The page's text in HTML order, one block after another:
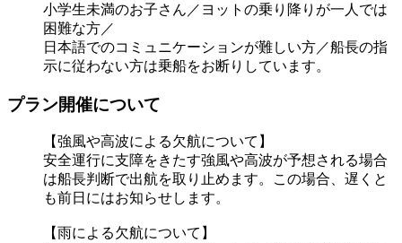
小学生未満のお子さん／ヨットの乗り降りが一人では
困難な方／
日本語でのコミュニケーションが難しい方／船長の指
示に従わない方は乗船をお断りしています。
プラン開催について
【強風や高波による欠航について】
安全運行に支障をきたす強風や高波が予想される場合
は船長判断で出航を取り止めます。この場合、遅くと
も前日にはお知らせします。
【雨による欠航について】